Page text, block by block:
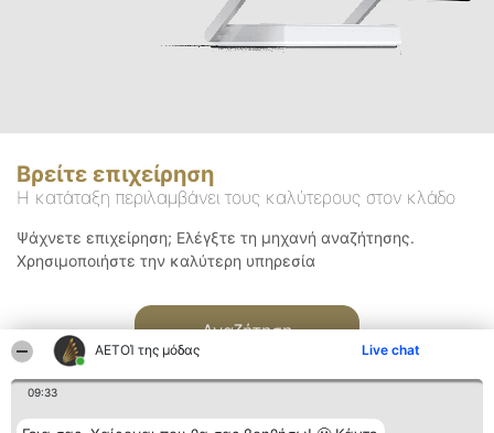
ΑΕΤΟΊ της μόδας Live chat
09:33
Βρείτε επιχείρηση
Η κατάταξη περιλαμβάνει τους καλύτερους στον κλάδο
Ψάχνετε επιχείρηση; Ελέγξτε τη μηχανή αναζήτησης.
Χρησιμοποιήστε την καλύτερη υπηρεσία
Αναζήτηση